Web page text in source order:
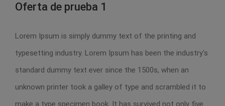
Oferta de prueba 1
Oferta de prueba 1
Lorem Ipsum is simply dummy text of the printing and
typesetting industry. Lorem Ipsum has been the industry's
standard dummy text ever since the 1500s, when an
unknown printer took a galley of type and scrambled it to
make a type specimen book. It has survived not only five